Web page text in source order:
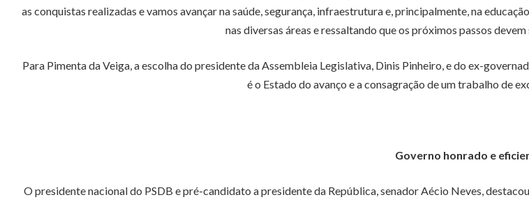
as conquistas realizadas e vamos avançar na saúde, segurança, infraestrutura e, principalmente, na
nas diversas áreas e ressaltando que os próximos passos
Para Pimenta da Veiga, a escolha do presidente da Assembleia Legislativa, Dinis Pinheiro, e do ex-
é o Estado do avanço e a consagração de um trabalho de
Governo honrado e
O presidente nacional do PSDB e pré-candidato a presidente da República, senador Aécio Neves,